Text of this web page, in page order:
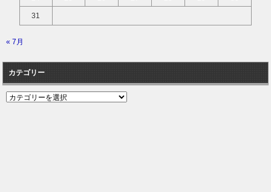
31
« 7月
カテゴリー
カ